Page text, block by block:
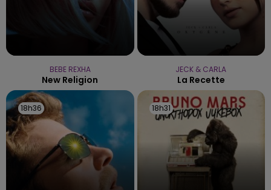
BEBE REXHA
New Religion
JECK & CARLA
La Recette
18h36
18h36 18h31
18h31